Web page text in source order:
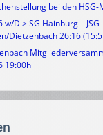
bei den HSG-
w/D > SG Hainburg – JSG
Dietzenbach 26:16
19:00h